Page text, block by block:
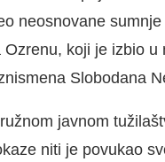
neosnovane
Ozrenu, koji je izbio
Slobodana
javnom
niti je povukao